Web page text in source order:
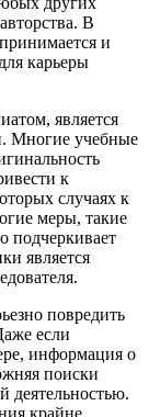
В
и
карьеры
является
Многие учебные
к
случаях к
меры, такие
подчеркивает
является
повредить
если
информация о
поиски
деятельностью.